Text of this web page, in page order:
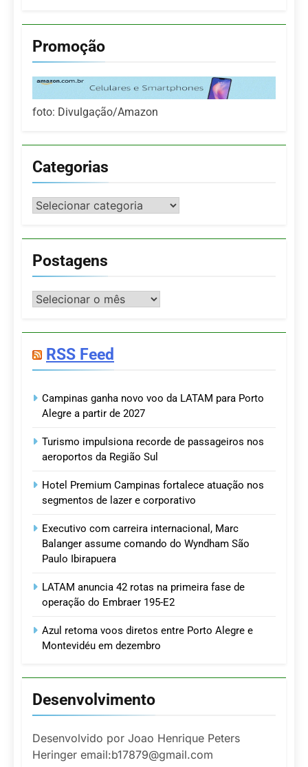
Promoção
foto: Divulgação/Amazon
Categorias
Categorias
Postagens
Postagens
RSS Feed
Campinas ganha novo voo da LATAM para Porto
Alegre a partir de 2027
Turismo impulsiona recorde de passageiros nos
aeroportos da Região Sul
Hotel Premium Campinas fortalece atuação nos
segmentos de lazer e corporativo
Executivo com carreira internacional, Marc
Balanger assume comando do Wyndham São
Paulo Ibirapuera
LATAM anuncia 42 rotas na primeira fase de
operação do Embraer 195-E2
Azul retoma voos diretos entre Porto Alegre e
Montevidéu em dezembro
Desenvolvimento
Desenvolvido por Joao Henrique Peters
Heringer email:b17879@gmail.com